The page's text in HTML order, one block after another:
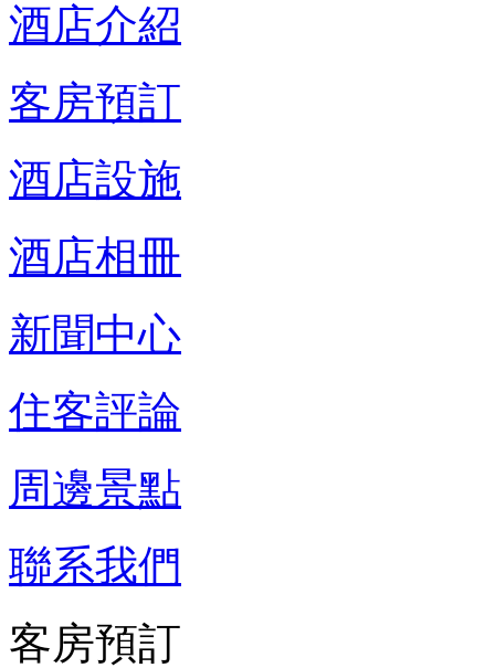
酒店介紹
客房預訂
酒店設施
酒店相冊
新聞中心
住客評論
周邊景點
聯系我們
客房預訂